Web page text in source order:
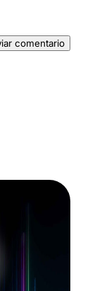
comentario